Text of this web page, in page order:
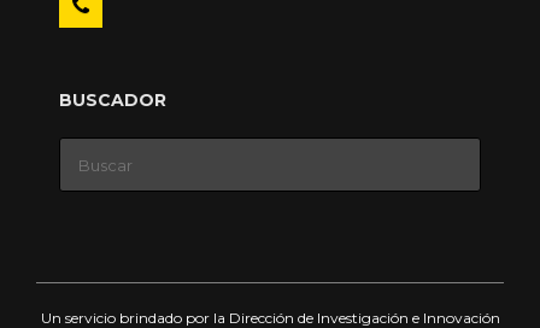
BUSCADOR
Un servicio brindado por la Dirección de Investigación e Innovación